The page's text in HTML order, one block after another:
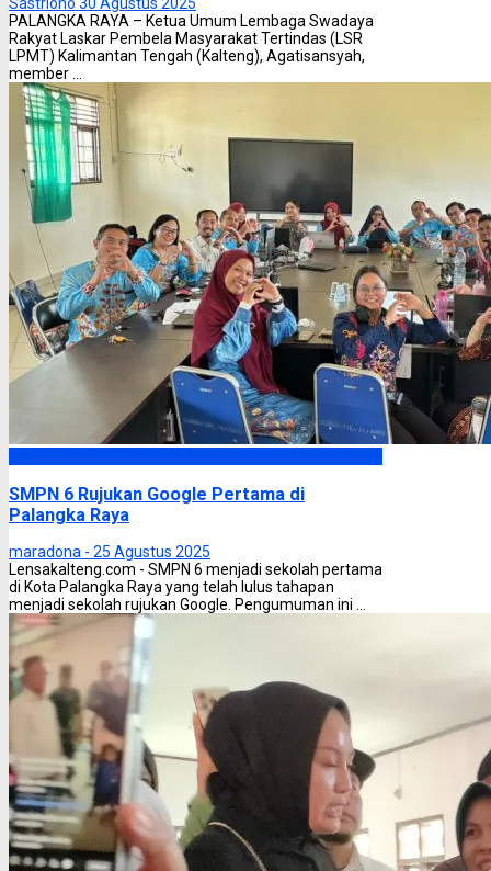
Sastriono 30 Agustus 2025
PALANGKA RAYA – Ketua Umum Lembaga Swadaya
Rakyat Laskar Pembela Masyarakat Tertindas (LSR
LPMT) Kalimantan Tengah (Kalteng), Agatisansyah,
member ...
SMPN 6 Rujukan Google Pertama di
Palangka Raya
maradona - 25 Agustus 2025
Lensakalteng.com - SMPN 6 menjadi sekolah pertama
di Kota Palangka Raya yang telah lulus tahapan
menjadi sekolah rujukan Google. Pengumuman ini ...